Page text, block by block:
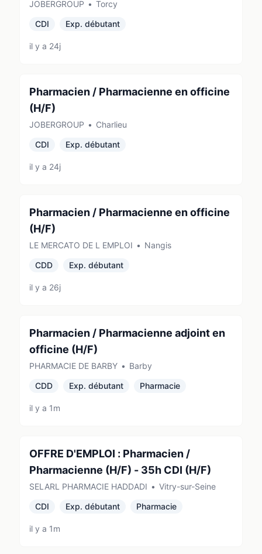
JOBERGROUP • Torcy
CDI
Exp. débutant
il y a 24j
Pharmacien / Pharmacienne en officine
(H/F)
JOBERGROUP • Charlieu
CDI
Exp. débutant
il y a 24j
Pharmacien / Pharmacienne en officine
(H/F)
LE MERCATO DE L EMPLOI • Nangis
CDD
Exp. débutant
il y a 26j
Pharmacien / Pharmacienne adjoint en
officine (H/F)
PHARMACIE DE BARBY • Barby
CDD
Exp. débutant Pharmacie
il y a 1m
OFFRE D'EMPLOI : Pharmacien /
Pharmacienne (H/F) - 35h CDI (H/F)
SELARL PHARMACIE HADDADI • Vitry-sur-Seine
CDI
Exp. débutant Pharmacie
il y a 1m